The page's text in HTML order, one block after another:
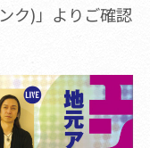
ク)」よりご確認